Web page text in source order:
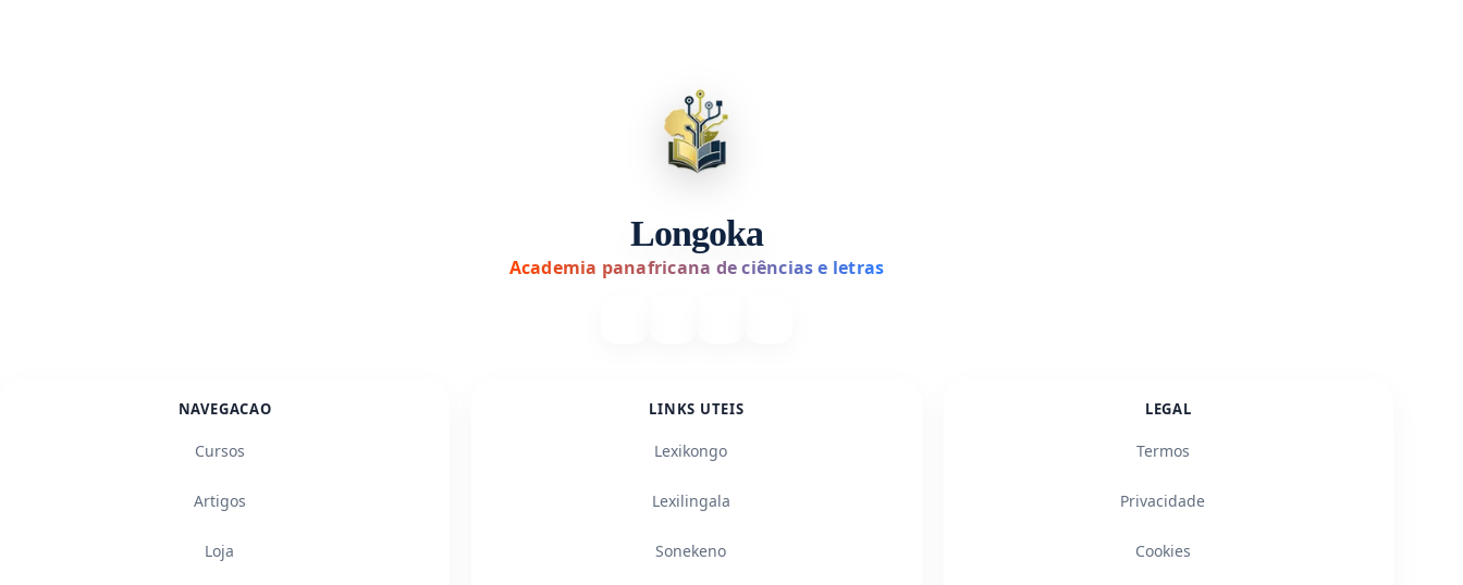
Longoka
Academia panafricana de ciências e letras
NAVEGACAO
Cursos
Artigos
Loja
LINKS UTEIS
Lexikongo
Lexilingala
Sonekeno
LEGAL
Termos
Privacidade
Cookies